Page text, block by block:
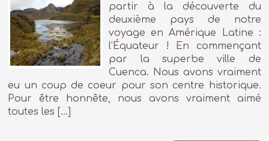
partir à la découverte du
deuxième pays de notre
voyage en Amérique Latine :
l’Équateur ! En commençant
par la superbe ville de
Cuenca. Nous avons vraiment
eu un coup de coeur pour son centre historique.
Pour être honnête, nous avons vraiment aimé
toutes les […]